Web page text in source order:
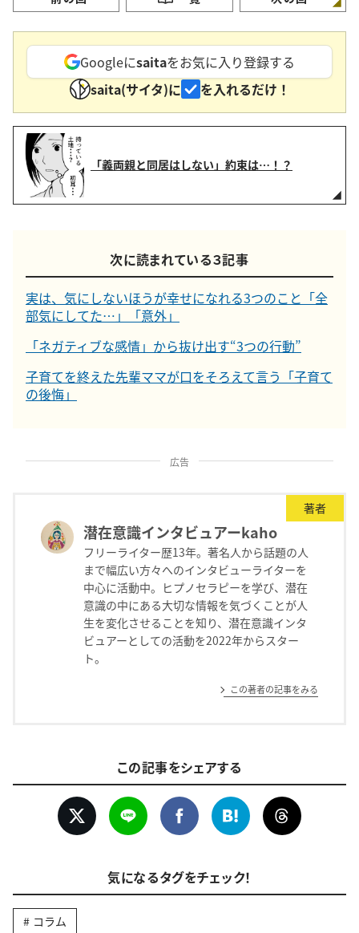
Googleにsaitaをお気に入り登録する
saita(サイタ)に
を入れるだけ！
「義両親と同居はしない」約束は…！？
次に読まれている３記事
実は、気にしないほうが幸せになれる3つのこと「全
部気にしてた…」「意外」
「ネガティブな感情」から抜け出す“3つの行動”
子育てを終えた先輩ママが口をそろえて言う「子育て
の後悔」
広告
著者
潜在意識インタビュアーkaho
フリーライター歴13年。著名人から話題の人
まで幅広い方々へのインタビューライターを
中心に活動中。ヒプノセラピーを学び、潜在
意識の中にある大切な情報を気づくことが人
生を変化させることを知り、潜在意識インタ
ビュアーとしての活動を2022年からスター
ト。
この著者の記事をみる
この記事をシェアする
気になるタグをチェック！
コラム